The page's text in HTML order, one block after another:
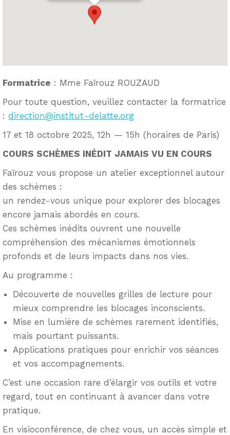
Formatrice : Mme Faïrouz ROUZAUD
Pour toute question, veuillez contacter la formatrice
: direction@institut-delatte.org
17 et 18 octobre 2025, 12h — 15h (horaires de Paris)
COURS SCHÈMES INÉDIT JAMAIS VU EN COURS
Faïrouz vous propose un atelier exceptionnel autour
des schèmes :
un rendez-vous unique pour explorer des blocages
encore jamais abordés en cours.
Ces schèmes inédits ouvrent une nouvelle
compréhension des mécanismes émotionnels
profonds et de leurs impacts dans nos vies.
Au programme :
Découverte de nouvelles grilles de lecture pour
mieux comprendre les blocages inconscients.
Mise en lumière de schèmes rarement identifiés,
mais pourtant puissants.
Applications pratiques pour enrichir vos séances
et vos accompagnements.
C’est une occasion rare d’élargir vos outils et votre
regard, tout en continuant à avancer dans votre
pratique.
En visioconférence, de chez vous, un accès simple et